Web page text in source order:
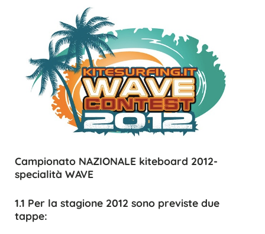
Campionato NAZIONALE kiteboard 2012-
specialità WAVE
1.1 Per la stagione 2012 sono previste due
tappe: